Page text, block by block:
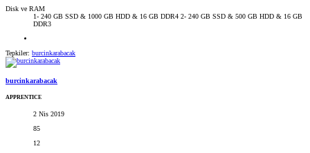
Disk ve RAM
1- 240 GB SSD & 1000 GB HDD & 16 GB DDR4 2- 240 GB SSD & 500 GB HDD & 16 GB
DDR3
Tepkiler: burcinkarabacak
burcinkarabacak
APPRENTICE
2 Nis 2019
85
12